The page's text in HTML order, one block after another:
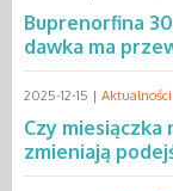
Buprenorfina
dawka ma
2025-12-15 | Aktualności
Czy
zmieniają